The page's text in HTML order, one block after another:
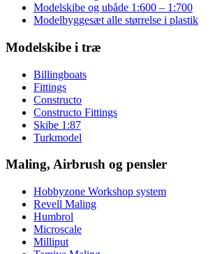
Modelskibe og ubåde 1:600 – 1:700
Modelbyggesæt alle størrelse i plastik
Modelskibe i træ
Billingboats
Fittings
Constructo
Constructo Fittings
Skibe 1:87
Turkmodel
Maling, Airbrush og pensler
Hobbyzone Workshop system
Revell Maling
Humbrol
Microscale
Milliput